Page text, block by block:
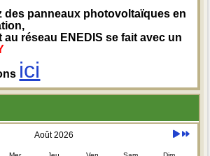
des panneaux photovoltaïques en
au réseau ENEDIS se fait avec un
ici
Août 2026